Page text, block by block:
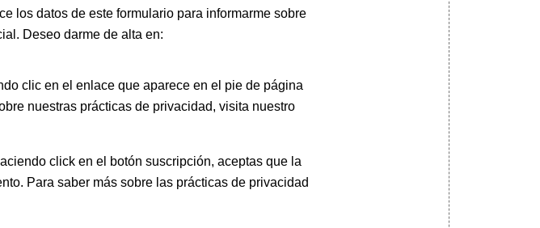
los datos de este formulario para informarme sobre
Deseo darme de alta en:
clic en el enlace que aparece en el pie de página
nuestras prácticas de privacidad, visita nuestro
click en el botón suscripción, aceptas que la
Para saber mássobre las prácticas de privacidad